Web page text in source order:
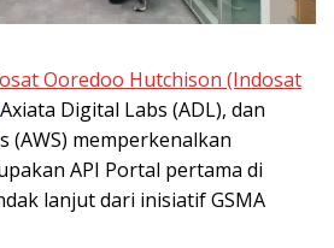
Ooredoo Hutchison (Indosat
Digital Labs (ADL), dan
(AWS) memperkenalkan
API Portal pertama di
lanjut dari inisiatif GSMA